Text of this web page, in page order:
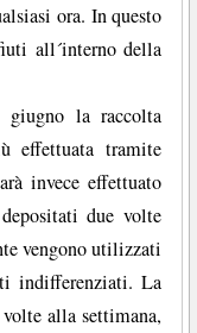
ora. In questo
all´interno della
giugno la raccolta
effettuata tramite
invece effettuato
due volte
vengono utilizzati
indifferenziati. La
alla settimana,